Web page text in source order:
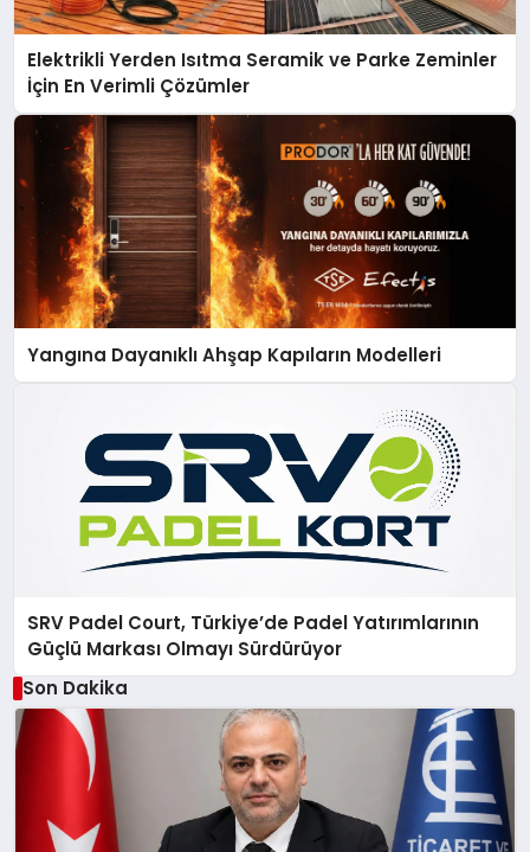
Elektrikli Yerden Isıtma Seramik ve Parke Zeminler
İçin En Verimli Çözümler
Yangına Dayanıklı Ahşap Kapıların Modelleri
SRV Padel Court, Türkiye’de Padel Yatırımlarının
Güçlü Markası Olmayı Sürdürüyor
Son Dakika